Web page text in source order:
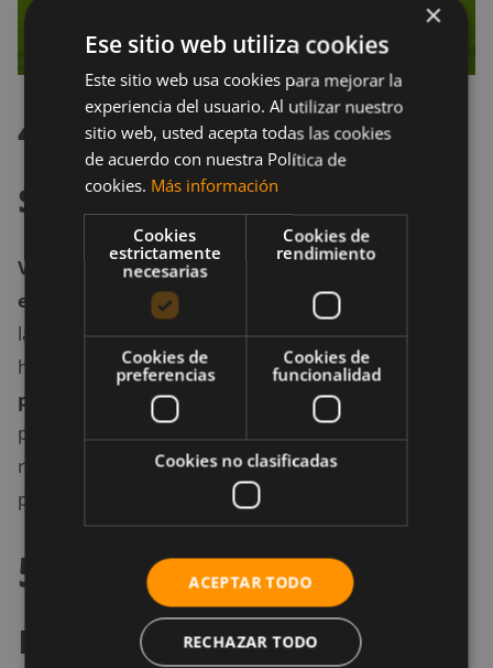
4. Observa vídeos
sobre tu rival
Visualizar vídeossobre tu rival teayudará
estudiar
hacia donde se suele tirar el portero en los
lanzamientos de penalti. Si tienes esta posibilidad
hazlo, te ayudará a prever como puedeactuar el
portero
rival en los penaltis. Si no tienes la
posibilidad de conseguir videos, trata de buscar
referencias o incluso de ir a ver los partidos de tus
próximos rivales.
5. Pide consejos a los
más experimentados
×
Ese sitio web utiliza cookies
Este sitio web usa cookies para mejorar la
experiencia del usuario. Al utilizar nuestro
sitio web, usted acepta todas las cookies
de acuerdo con nuestra Política de
cookies. Más información
Cookies
estrictamente
necesarias
Cookies de
rendimiento
Cookies de
preferencias
Cookies de
funcionalidad
Cookies no clasificadas
ACEPTAR TODO
RECHAZAR TODO